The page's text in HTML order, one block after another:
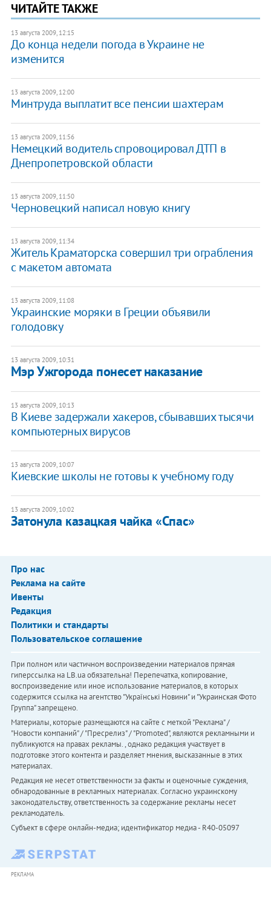
ЧИТАЙТЕ ТАКЖЕ
13 августа 2009, 12:15
До конца недели погода в Украине не
изменится
13 августа 2009, 12:00
Минтруда выплатит все пенсии шахтерам
13 августа 2009, 11:56
Немецкий водитель спровоцировал ДТП в
Днепропетровской области
13 августа 2009, 11:50
Черновецкий написал новую книгу
13 августа 2009, 11:34
Житель Краматорска совершил три ограбления
с макетом автомата
13 августа 2009, 11:08
Украинские моряки в Греции объявили
голодовку
13 августа 2009, 10:31
Мэр Ужгорода понесет наказание
13 августа 2009, 10:13
В Киеве задержали хакеров, сбывавших тысячи
компьютерных вирусов
13 августа 2009, 10:07
Киевские школы не готовы к учебному году
13 августа 2009, 10:02
Затонула казацкая чайка «Спас»
Про нас
Реклама на сайте
Ивенты
Редакция
Политики и стандарты
Пользовательское соглашение
При полном или частичном воспроизведении материалов прямая
гиперссылка на LB.ua обязательна! Перепечатка, копирование,
воспроизведение или иное использование материалов, в которых
содержится ссылка на агентство "Українськi Новини" и "Украинская Фото
Группа" запрещено.
Материалы, которые размещаются на сайте с меткой "Реклама" /
"Новости компаний" / "Пресрелиз" / "Promoted", являются рекламными и
публикуются на правах рекламы. , однако редакция участвует в
подготовке этого контента и разделяет мнения, высказанные в этих
материалах.
Редакция не несет ответственности за факты и оценочные суждения,
обнародованные в рекламных материалах. Согласно украинскому
законодательству, ответственность за содержание рекламы несет
рекламодатель.
Субъект в сфере онлайн-медиа; идентификатор медиа - R40-05097
РЕКЛАМА